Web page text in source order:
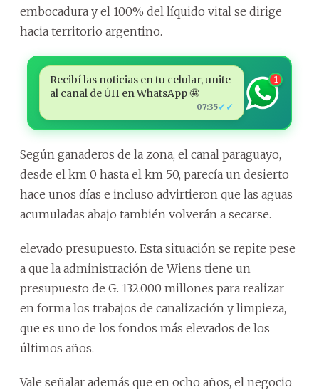
embocadura y el 100% del líquido vital se dirige
hacia territorio argentino.
Recibí las noticias en tu celular, unite
al canal de ÚH en WhatsApp 🤩
07:35✓✓
1
Según ganaderos de la zona, el canal paraguayo,
desde el km 0 hasta el km 50, parecía un desierto
hace unos días e incluso advirtieron que las aguas
acumuladas abajo también volverán a secarse.
elevado presupuesto. Esta situación se repite pese
a que la administración de Wiens tiene un
presupuesto de G. 132.000 millones para realizar
en forma los trabajos de canalización y limpieza,
que es uno de los fondos más elevados de los
últimos años.
Vale señalar además que en ocho años, el negocio